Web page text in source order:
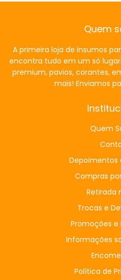
Quem
A primeira loja de insumos
encontra tudo em um só
premium, pavios, corantes,
mais! Enviamos
Quem
Depoimentos
Compras
Retirada
Trocas e
Promoções e
Informações
Política de